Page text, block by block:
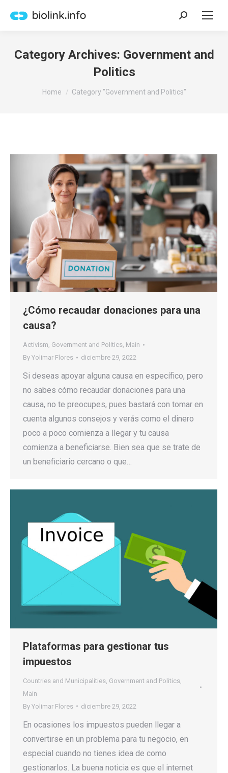
Search:
Category Archives: Government and
Politics
You are here:
Home Category "Government and Politics"
¿Cómo recaudar donaciones para una
causa?
Activism, Government and Politics, Main
By Yolimar Flores diciembre 29, 2022
Si deseas apoyar alguna causa en específico, pero
no sabes cómo recaudar donaciones para una
causa, no te preocupes, pues bastará con tomar en
cuenta algunos consejos y verás como el dinero
poco a poco comienza a llegar y tu causa
comienza a beneficiarse. Bien sea que se trate de
un beneficiario cercano o que…
Plataformas para gestionar tus
impuestos
Countries and Municipalities Government and Politics
Main
By Yolimar Flores diciembre 29, 2022
En ocasiones los impuestos pueden llegar a
convertirse en un problema para tu negocio, en
especial cuando no tienes idea de como
gestionarlos. La buena noticia es que el internet